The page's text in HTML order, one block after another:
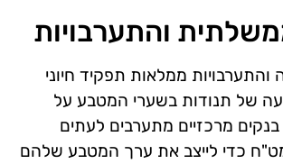
והתערבויות
ממלאות תפקיד חיוני
של תנודות בשערי המטבע על
מרכזיים מתערבים לעתים
כדי לייצב את ערך המטבע שלהם